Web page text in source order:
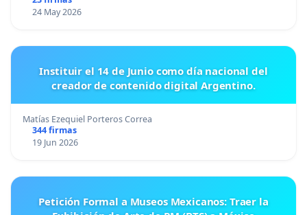
24 May 2026
Instituir el 14 de Junio como día nacional del
creador de contenido digital Argentino.
Matías Ezequiel Porteros Correa
344 firmas
19 Jun 2026
Petición Formal a Museos Mexicanos: Traer la